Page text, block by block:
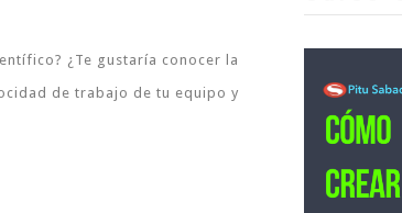
¿Te gustaría conocer la
de trabajo de tu equipo y